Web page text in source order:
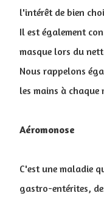
l'intérêt de bien
Il est également
masque lors du
Nous rappelons
les mains à
Aéromonose
C'est une maladie
gastro-entérites,